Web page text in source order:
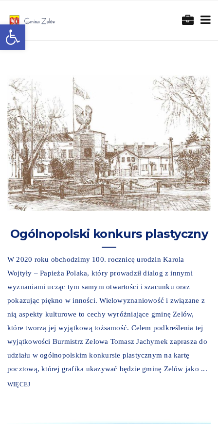
Otwórz pasek narzędzi
Ogólnopolski konkurs plastyczny
W 2020 roku obchodzimy 100. rocznicę urodzin Karola
Wojtyły – Papieża Polaka, który prowadził dialog z innymi
wyznaniami ucząc tym samym otwartości i szacunku oraz
pokazując piękno w inności. Wielowyznaniowość i związane z
nią aspekty kulturowe to cechy wyróżniające gminę Zelów,
które tworzą jej wyjątkową tożsamość. Celem podkreślenia tej
wyjątkowości Burmistrz Zelowa Tomasz Jachymek zaprasza do
udziału w ogólnopolskim konkursie plastycznym na kartę
pocztową, której grafika ukazywać będzie gminę Zelów jako ...
WIĘCEJ